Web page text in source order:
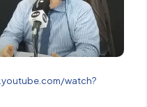
watch?